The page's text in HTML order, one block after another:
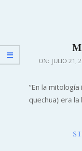
2011-
21
ON: JULIO 21,
“En la mitología
quechua) era